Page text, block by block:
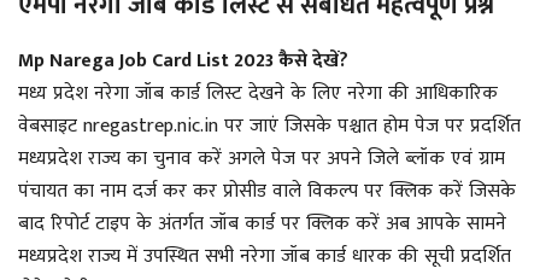
Mp Narega Job Card List 2023 कैसे देखें?
मध्य प्रदेश नरेगा जॉब कार्ड लिस्ट देखने के लिए नरेगा की आधिकारिक
वेबसाइट nregastrep.nic.in पर जाएं जिसके पश्चात होम पेज पर प्रदर्शित
मध्यप्रदेश राज्य का चुनाव करें अगले पेज पर अपने जिले ब्लॉक एवं ग्राम
पंचायत का नाम दर्ज कर कर प्रोसीड वाले विकल्प पर क्लिक करें जिसके
बाद रिपोर्ट टाइप के अंतर्गत जॉब कार्ड पर क्लिक करें अब आपके सामने
मध्यप्रदेश राज्य में उपस्थित सभी नरेगा जॉब कार्ड धारक की सूची प्रदर्शित